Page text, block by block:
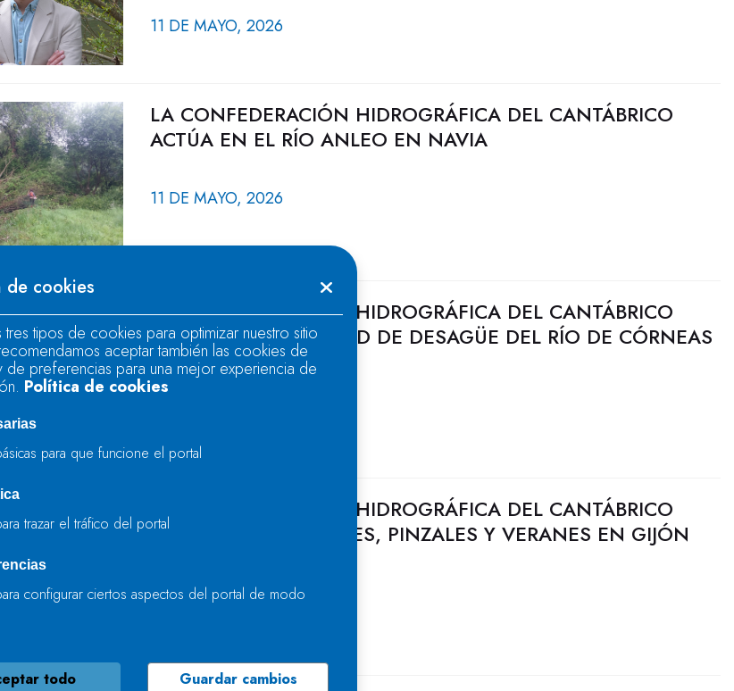
11 DE MAYO, 2026
LA CONFEDERACIÓN HIDROGRÁFICA DEL CANTÁBRICO
ACTÚA EN EL RÍO ANLEO EN NAVIA
11 DE MAYO, 2026
LA CONFEDERACIÓN HIDROGRÁFICA DEL CANTÁBRICO
MEJORA LA CAPACIDAD DE DESAGÜE DEL RÍO DE CÓRNEAS
EN A FONSAGRADA
LA CONFEDERACIÓN HIDROGRÁFICA DEL CANTÁBRICO
MEJORA LOS RÍOS PILES, PINZALES Y VERANES EN GIJÓN
08 DE MAYO, 2026
de cookies
tres tipos de cookies para optimizar nuestro sitio
aceptar también las cookies de
de preferencias para una mejor experiencia de
Política de cookies
para que funcione el portal
trazar el tráfico del portal
configurar ciertos aspectos del portal de modo
todo Guardar cambios